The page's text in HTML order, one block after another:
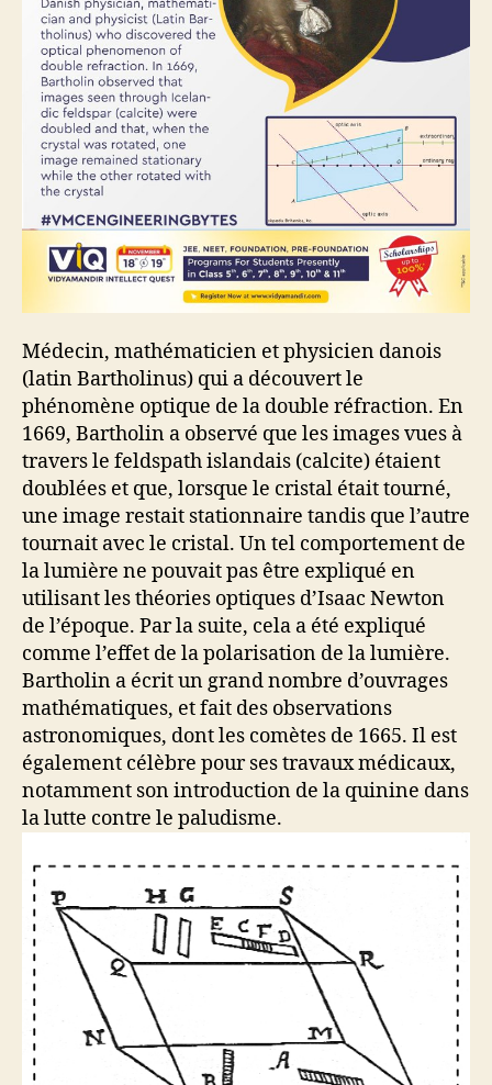
Médecin, mathématicien et physicien danois
(latin Bartholinus) qui a découvert le
phénomène optique de la double réfraction. En
1669, Bartholin a observé que les images vues à
travers le feldspath islandais (calcite) étaient
doublées et que, lorsque le cristal était tourné,
une image restait stationnaire tandis que l’autre
tournait avec le cristal. Un tel comportement de
la lumière ne pouvait pas être expliqué en
utilisant les théories optiques d’Isaac Newton
de l’époque. Par la suite, cela a été expliqué
comme l’effet de la polarisation de la lumière.
Bartholin a écrit un grand nombre d’ouvrages
mathématiques, et fait des observations
astronomiques, dont les comètes de 1665. Il est
également célèbre pour ses travaux médicaux,
notamment son introduction de la quinine dans
la lutte contre le paludisme.